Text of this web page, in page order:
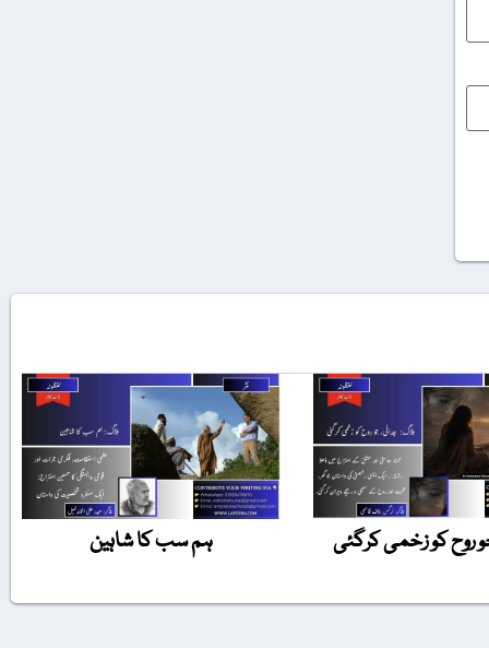
روح کو زخمی کرگئی ہم سب کا شاہین